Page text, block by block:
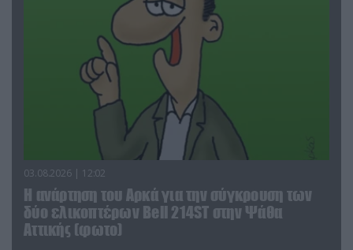
03.08.2026 | 12:02
Η ανάρτηση του Αρκά για την σύγκρουση των
δύο ελικοπτέρων Bell 214ST στην Ψάθα
Αττικής (φωτο)